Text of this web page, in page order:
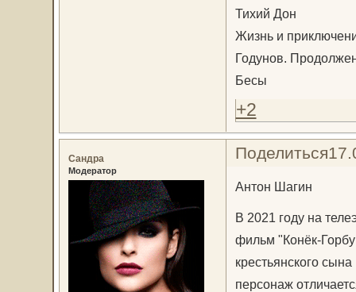
Тихий Дон
Жизнь и
Годунов.
Бесы
+2
Поделиться
Сандра
Модератор
Антон Шагин
В 2021 году на
фильм "Конёк-
крестьянского
персонаж